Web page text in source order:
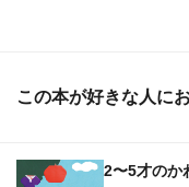
この本が好きな人に
2〜5才のか